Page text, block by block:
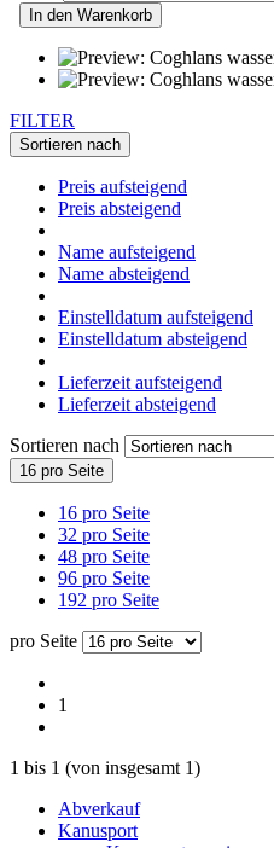
In den Warenkorb
FILTER
Sortieren nach
Preis aufsteigend
Preis absteigend
Name aufsteigend
Name absteigend
Einstelldatum aufsteigend
Einstelldatum absteigend
Lieferzeit aufsteigend
Lieferzeit absteigend
Sortieren nach
16 pro Seite
16 pro Seite
32 pro Seite
48 pro Seite
96 pro Seite
192 pro Seite
pro Seite
1
1 bis 1 (von insgesamt 1)
Abverkauf
Kanusport